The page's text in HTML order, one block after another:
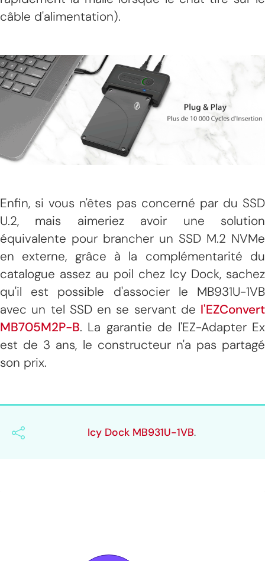
câble d'alimentation).
Enfin, si vous n'êtes pas concerné par du SSD
U.2, mais aimeriez avoir une solution
équivalente pour brancher un SSD M.2 NVMe
en externe, grâce à la complémentarité du
catalogue assez au poil chez Icy Dock, sachez
qu'il est possible d'associer le MB931U-1VB
avec un tel SSD en se servant de l'EZConvert
MB705M2P-B. La garantie de l'EZ-Adapter Ex
est de 3 ans, le constructeur n'a pas partagé
son prix.
Icy Dock MB931U-1VB.